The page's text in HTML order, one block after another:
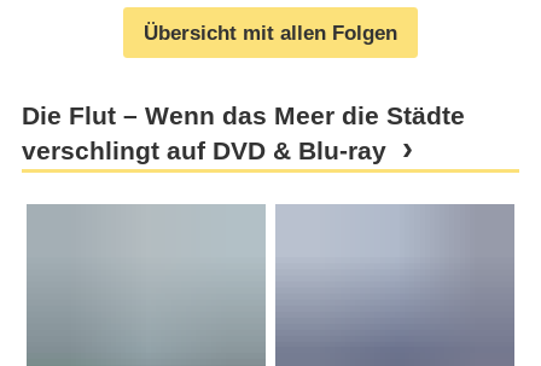
Übersicht mit allen Folgen
Die Flut – Wenn das Meer die Städte
verschlingt auf DVD & Blu-ray